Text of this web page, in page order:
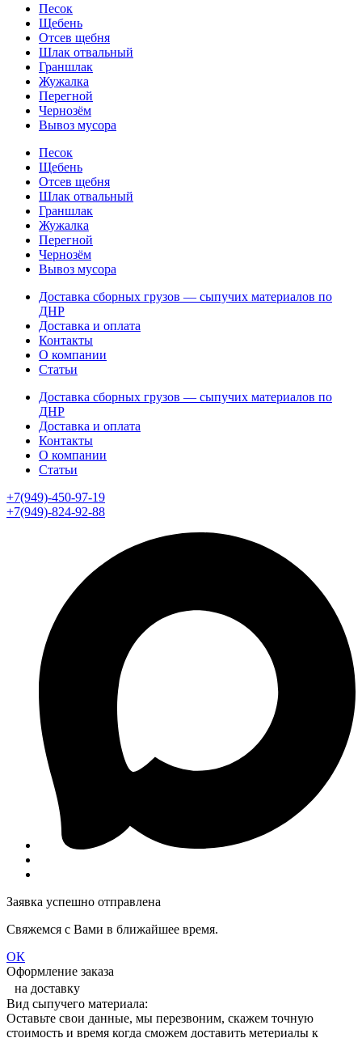
Песок
Щебень
Отсев щебня
Шлак отвальный
Граншлак
Жужалка
Перегной
Чернозём
Вывоз мусора
Песок
Щебень
Отсев щебня
Шлак отвальный
Граншлак
Жужалка
Перегной
Чернозём
Вывоз мусора
Доставка сборных грузов — сыпучих материалов по
ДНР
Доставка и оплата
Контакты
О компании
Статьи
Доставка сборных грузов — сыпучих материалов по
ДНР
Доставка и оплата
Контакты
О компании
Статьи
+7(949)-450-97-19
+7(949)-824-92-88
Заявка успешно отправлена
Свяжемся с Вами в ближайшее время.
ОК
Оформление заказа
на доставку
Вид сыпучего материала:
Оставьте свои данные, мы перезвоним, скажем точную
стоимость и время когда сможем доставить метериалы к